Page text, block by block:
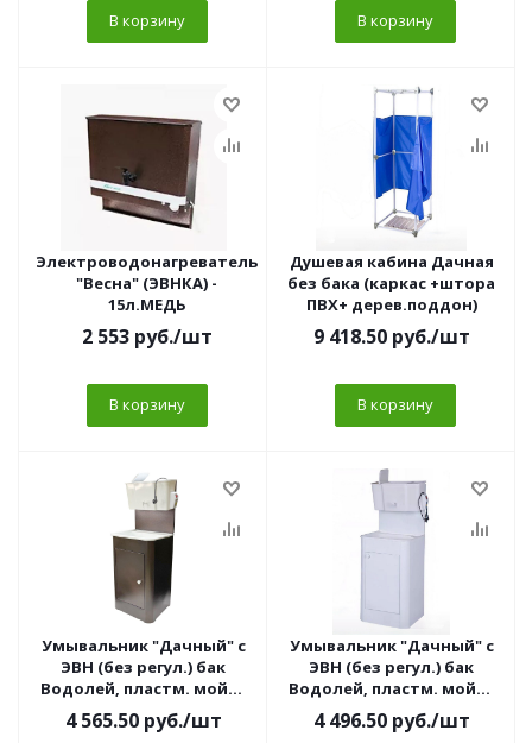
В корзину В корзину
Электроводонагреватель
"Весна" (ЭВНКА) -
15л.МЕДЬ
2 553руб./шт
В корзину
Душевая кабина Дачная
без бака (каркас +штора
ПВХ+ дерев.поддон)
9 418.50руб./шт
В корзину
Умывальник "Дачный" с
ЭВН (без регул.) бак
Водолей, пластм. мойка
50*40, 17л.,МЕДЬ, кран
пласт.1/2
4 565.50руб./шт
Умывальник "Дачный" с
ЭВН (без регул.) бак
Водолей, пластм. мойка
50*40, 17л., БЕЛЫЙ, кран
пласт.1/2
4 496.50руб./шт